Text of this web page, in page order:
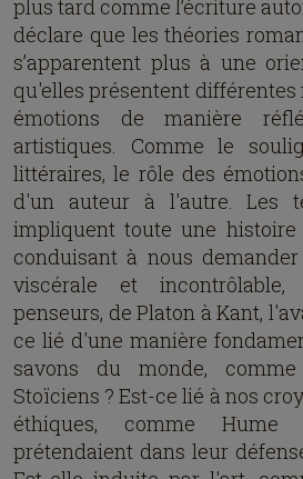
plus tard comme l’écriture
déclare que les théories
s’apparentent plus à une
qu'elles présentent différentes
émotions de manière
artistiques. Comme le
littéraires, le rôle des
d'un auteur à l'autre. Les
impliquent toute une histoire
conduisant à nous
viscérale et
penseurs, de Platon à Kant,
ce lié d'une manière
savons du monde,
Stoïciens ? Est-ce lié à nos
éthiques, comme
prétendaient dans leur